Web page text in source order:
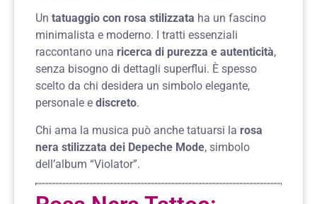
Un tatuaggio con rosa stilizzata ha un fascino
minimalista e moderno. I tratti essenziali
raccontano una ricerca di purezza e autenticità,
senza bisogno di dettagli superflui. È spesso
scelto da chi desidera un simbolo elegante,
personale e discreto.
Chi ama la musica può anche tatuarsi la rosa
nera stilizzata dei Depeche Mode, simbolo
dell’album “Violator”.